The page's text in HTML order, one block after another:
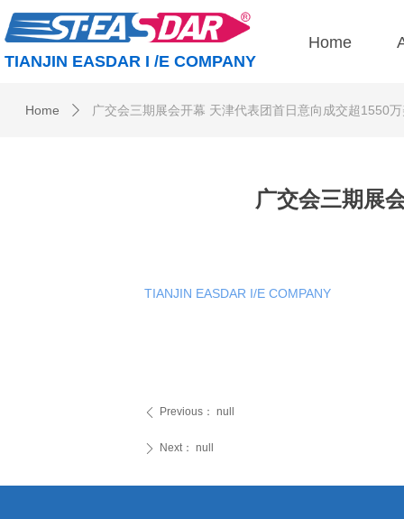
Home
TIANJIN EASDAR I /E COMPANY
广交会三期展
Home ꄲ 广交会三期展会开幕 天津代表团首日意向成交超1550
TIANJIN EASDAR I/E COMPANY
ꄴ Previous： null
ꄲ Next： null